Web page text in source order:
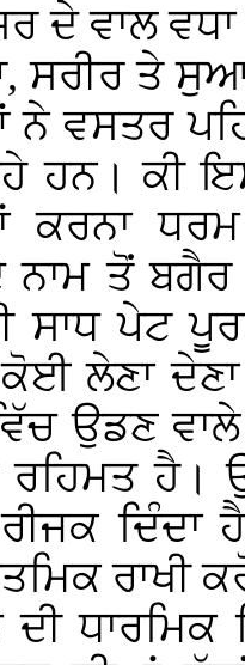
ਦੇ ਵਾਲ
ਸਰੀਰ ਤੇ
ਵਸਤਰ
ਹਨ। ਕੀ
ਕਰਨਾ
ਨਾਮ ਤੋਂ
ਸਾਧ ਪੇਟ
ਲੇਣਾ
ਉਡਣ
ਰਹਿਮਤ ਹੈ।
ਦਿੰਦਾ
ਰਾਖੀ
ਦੀ